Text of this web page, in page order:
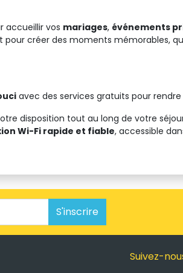
accueillir vos mariages, événements
créer des moments mémorables,
avec des services gratuits pour
disposition tout au long de votre
Wi-Fi rapide et fiable, accessible
S'inscrire
Suivez-